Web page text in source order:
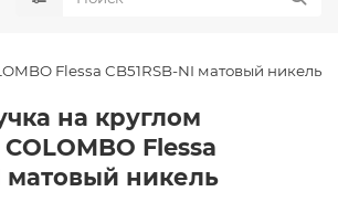
Flessa CB51RSB-NI матовый никель
на круглом
Flessa
матовый никель